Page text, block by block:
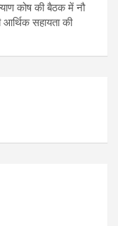
कोष की बैठक में नौ
सहायता की